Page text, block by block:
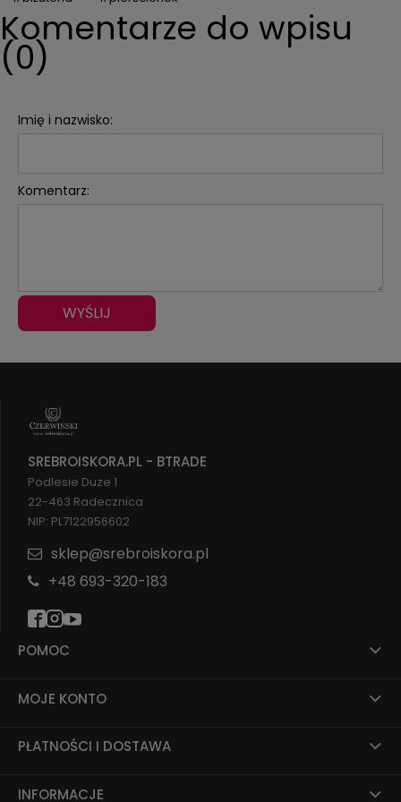
Komentarze do wpisu
(0)
Imię i nazwisko:
Komentarz:
WYŚLIJ
POMOC
MOJE KONTO
PŁATNOŚCI I DOSTAWA
INFORMACJE
SREBROISKORA.PL - BTRADE
Podlesie Duze 1
22-463 Radecznica
NIP: PL7122956602
sklep@srebroiskora.pl
+48 693-320-183